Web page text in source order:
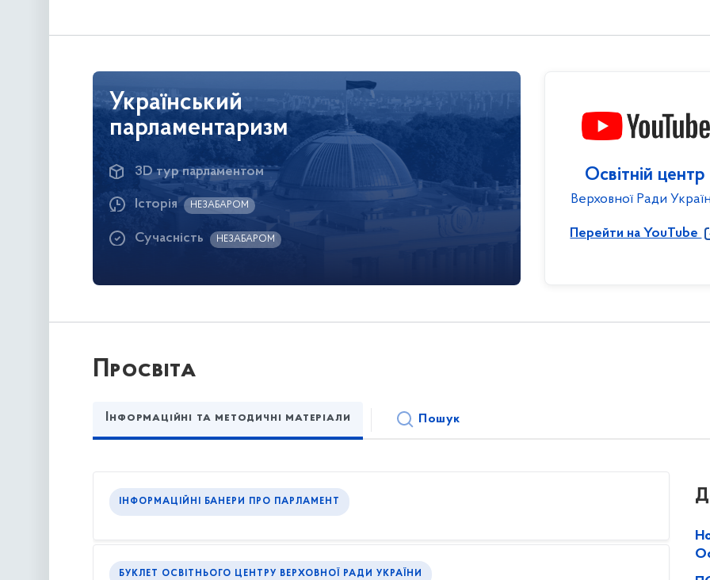
Український
парламентаризм
3D тур парламентом
Історія НЕЗАБАРОМ
Сучасність НЕЗАБАРОМ
Освітній центр
Верховної Ради
Перейти на YouTube
Просвіта
Інформаційні та методичні матеріали Пошук
ІНФОРМАЦІЙНІ БАНЕРИ ПРО ПАРЛАМЕНТ
БУКЛЕТ ОСВІТНЬОГО ЦЕНТРУ ВЕРХОВНОЇ РАДИ УКРАЇНИ